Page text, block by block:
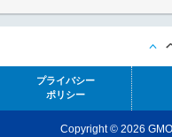
プライバシー
ポリシー
Copyright © 2026